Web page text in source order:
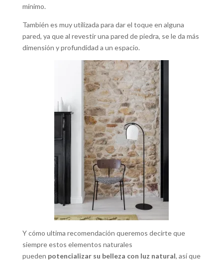
mínimo.
También es muy utilizada para dar el toque en alguna
pared, ya que al revestir una pared de piedra, se le da más
dimensión y profundidad a un espacio.
Y cómo ultima recomendación queremos decirte que
siempre estos elementos naturales
pueden potencializar su belleza con luz natural, así que